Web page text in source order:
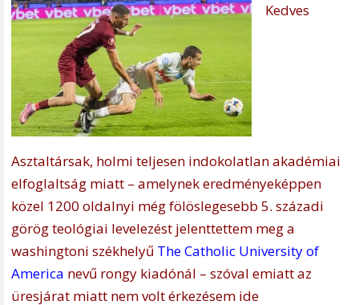
Kedves
Asztaltársak, holmi teljesen indokolatlan akadémiai
elfoglaltság miatt – amelynek eredményeképpen
közel 1200 oldalnyi még fölöslegesebb 5. századi
görög teológiai levelezést jelenttettem meg a
washingtoni székhelyű The Catholic University of
America nevű rongy kiadónál – szóval emiatt az
üresjárat miatt nem volt érkezésem ide